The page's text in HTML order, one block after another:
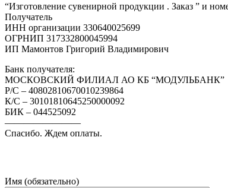
“Изготовление сувенирной продукции . Заказ ” и
Получатель
ИНН организации 330640025699
ОГРНИП 317332800045994
ИП Мамонтов Григорий Владимирович
Банк получателя:
МОСКОВСКИЙ ФИЛИАЛ АО КБ “МОДУЛЬБАНК”
Р/С – 40802810670010239864
К/С – 30101810645250000092
БИК – 044525092
————————
Спасибо. Ждем оплаты.
Имя (обязательно)